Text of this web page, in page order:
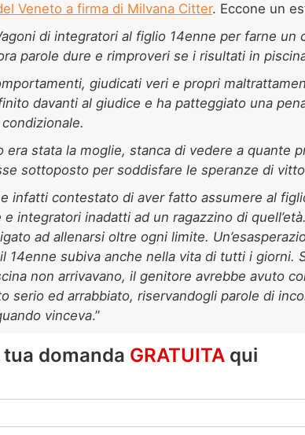
Veneto a firma di Milvana Citter. Eccone un
di integratori al figlio 14enne per farne un
parole dure e rimproveri se i risultati in
giudicati veri e propri
davanti al giudice e ha patteggiato una
era stata la moglie, stanca di vedere a quante
sottoposto per soddisfare le speranze di
infatti contestato di aver fatto assumere al
integratori inadatti ad un ragazzino di
ad allenarsi oltre ogni limite.
14enne subiva anche nella vita di tutti i giorni.
non arrivavano, il genitore avrebbe avuto
serio ed arrabbiato, riservandogli parole di
vinceva.”
domanda GRATUITA qui